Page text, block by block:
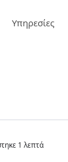
Υπηρεσίες
1 λεπτά